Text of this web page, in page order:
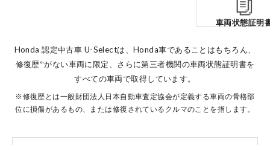
車両状態証明
Honda 認定中古車 U-Selectは、Honda車であることはもちろん、
修復歴 ※がない車両に限定、 さらに第三者機関の車両状態証明書を
すべての車両で取得しています。
※修復歴とは一般財団法人日本自動車査定協会が定義する車両の骨格部
位に損傷があるもの、または修復されているクルマのことを指します。